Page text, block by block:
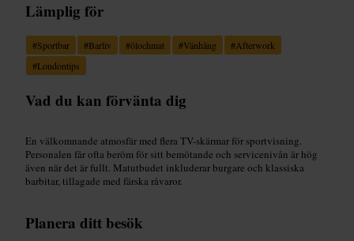
Lämplig för
#Sportbar #Barliv #ölochmat #Vänhäng #Afterwork
#Londontips
Vad du kan förvänta dig
En välkomnande atmosfär med flera TV-skärmar för sportvisning.
Personalen får ofta beröm för sitt bemötande och servicenivån är hög
även när det är fullt. Matutbudet inkluderar burgare och klassiska
barbitar, tillagade med färska råvaror.
Planera ditt besök